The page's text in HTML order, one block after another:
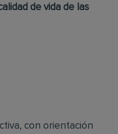
de vida de las
con orientación